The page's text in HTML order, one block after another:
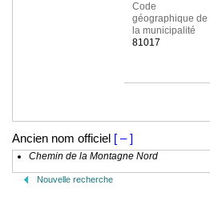
Code
géographique de
la municipalité
81017
Ancien nom officiel [ – ]
Chemin de la Montagne Nord
Nouvelle recherche